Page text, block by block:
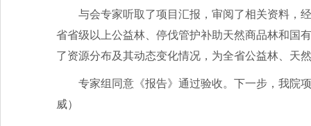
与会专家听取了项目汇报，审阅了相关资料，
省省级以上公益林、停伐管护补助天然商品林和国
了资源分布及其动态变化情况，为全省公益林、天
专家组同意《报告》通过验收。下一步，我院
威）